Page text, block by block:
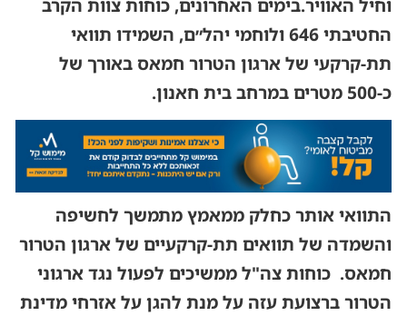
וחיל האוויר.בימים האחרונים, כוחות צוות הקרב
החטיבתי 646 ולוחמי יהל״ם, השמידו תוואי
תת-קרקעי של ארגון הטרור חמאס באורך של
כ-500 מטרים במרחב בית חאנון.
התוואי אותר כחלק ממאמץ מתמשך לחשיפה
והשמדה של תוואים תת-קרקעיים של ארגון הטרור
חמאס. כוחות צה"ל ממשיכים לפעול נגד ארגוני
הטרור ברצועת עזה על מנת להגן על אזרחי מדינת